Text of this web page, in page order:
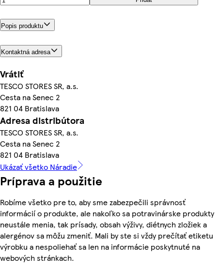
Popis produktu
Kontaktná adresa
Vrátiť
TESCO STORES SR, a.s.
Cesta na Senec 2
821 04 Bratislava
Adresa distribútora
TESCO STORES SR, a.s.
Cesta na Senec 2
821 04 Bratislava
Ukázať všetko Náradie
Príprava a použitie
Robíme všetko pre to, aby sme zabezpečili správnosť
informácií o produkte, ale nakoľko sa potravinárske produkty
neustále menia, tak prísady, obsah výživy, diétnych zložiek a
alergénov sa môžu zmeniť. Mali by ste si vždy prečítať etiketu
výrobku a nespoliehať sa len na informácie poskytnuté na
webových stránkach.